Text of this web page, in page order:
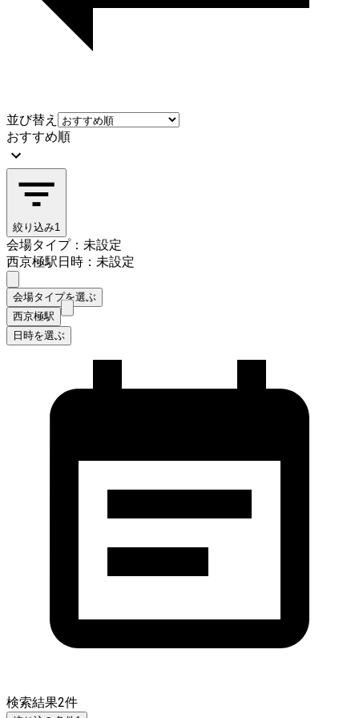
並び替え
おすすめ順
絞り込み1
会場タイプ：未設定
西京極駅日時：未設定
会場タイプを選ぶ
西京極駅
日時を選ぶ
検索結果2件